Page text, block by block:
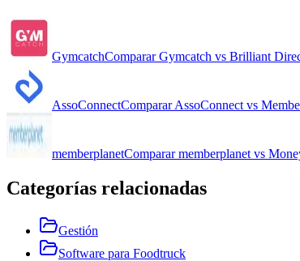
GymcatchComparar Gymcatch vs Brilliant
AssoConnectCompararAssoConnectvs
memberplanetComparar memberplanetvs
Categorías relacionadas
Gestión
Software para Foodtruck